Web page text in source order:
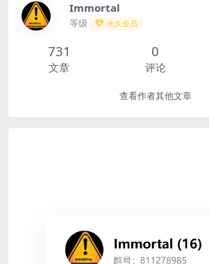
Immortal
等级 永久会员
731
文章
0
评论
查看作者其他文章